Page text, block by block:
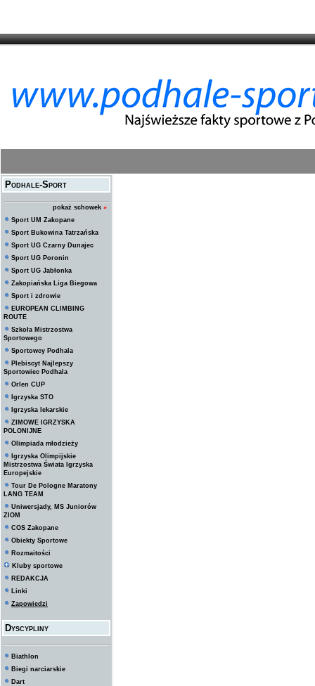
Podhale-Sport
pokaż schowek »
Sport UM Zakopane
Sport Bukowina Tatrzańska
Sport UG Czarny Dunajec
Sport UG Poronin
Sport UG Jabłonka
Zakopiańska Liga Biegowa
Sport i zdrowie
EUROPEAN CLIMBING
ROUTE
Szkoła Mistrzostwa
Sportowego
Sportowcy Podhala
Plebiscyt Najlepszy
Sportowiec Podhala
Orlen CUP
Igrzyska STO
Igrzyska lekarskie
ZIMOWE IGRZYSKA
POLONIJNE
Olimpiada młodzieży
Igrzyska Olimpijskie
Mistrzostwa Świata Igrzyska
Europejskie
Tour De Pologne Maratony
LANG TEAM
Uniwersjady, MS Juniorów
ZIOM
COS Zakopane
Obiekty Sportowe
Rozmaitości
Kluby sportowe
REDAKCJA
Linki
Zapowiedzi
Dyscypliny
Biathlon
Biegi narciarskie
Dart